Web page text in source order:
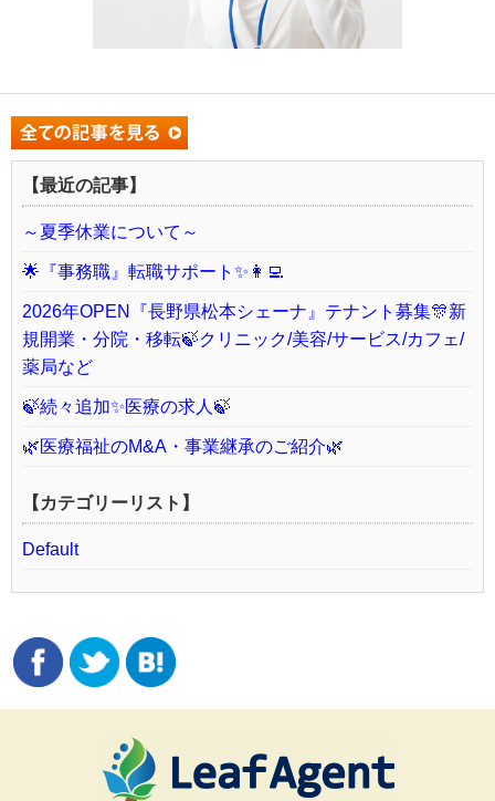
【最近の記事】
～夏季休業について～
🌟『事務職』転職サポート✨👩‍💻
2026年OPEN『長野県松本シェーナ』テナント募集🎊新
規開業・分院・移転🍃クリニック/美容/サービス/カフェ/
薬局など
🍃続々追加✨医療の求人🍃
🌿医療福祉のM&A・事業継承のご紹介🌿
【カテゴリーリスト】
Default